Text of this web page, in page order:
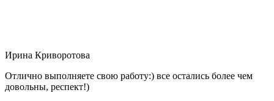
Ирина Криворотова
Отлично выполняете свою работу:) все остались более чем
довольны, респект!)